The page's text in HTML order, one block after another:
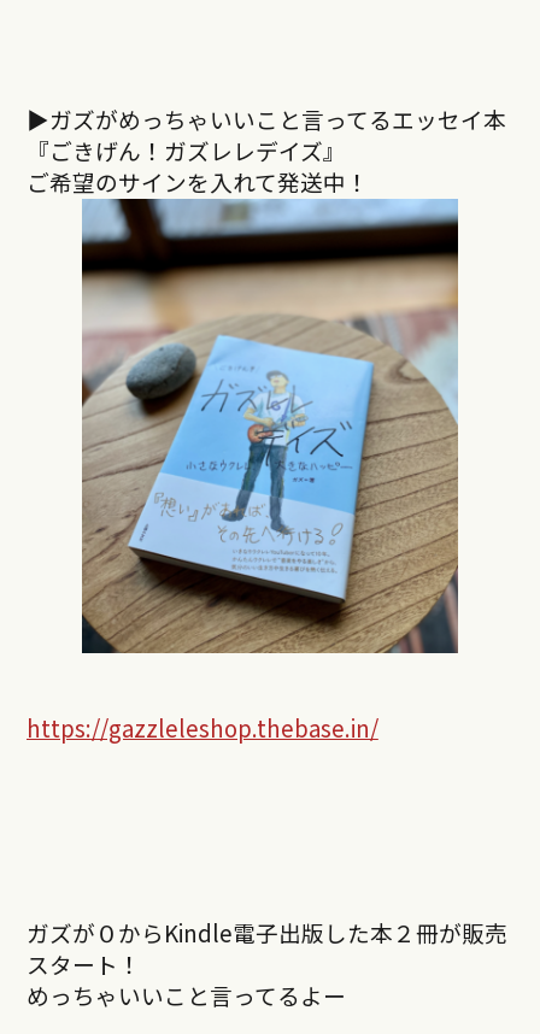
▶︎ガズがめっちゃいいこと言ってるエッセイ本
『ごきげん！ガズレレデイズ』
ご希望のサインを入れて発送中！
https://gazzleleshop.thebase.in/
ガズが０からKindle電子出版した本２冊が販売
スタート！
めっちゃいいこと言ってるよー